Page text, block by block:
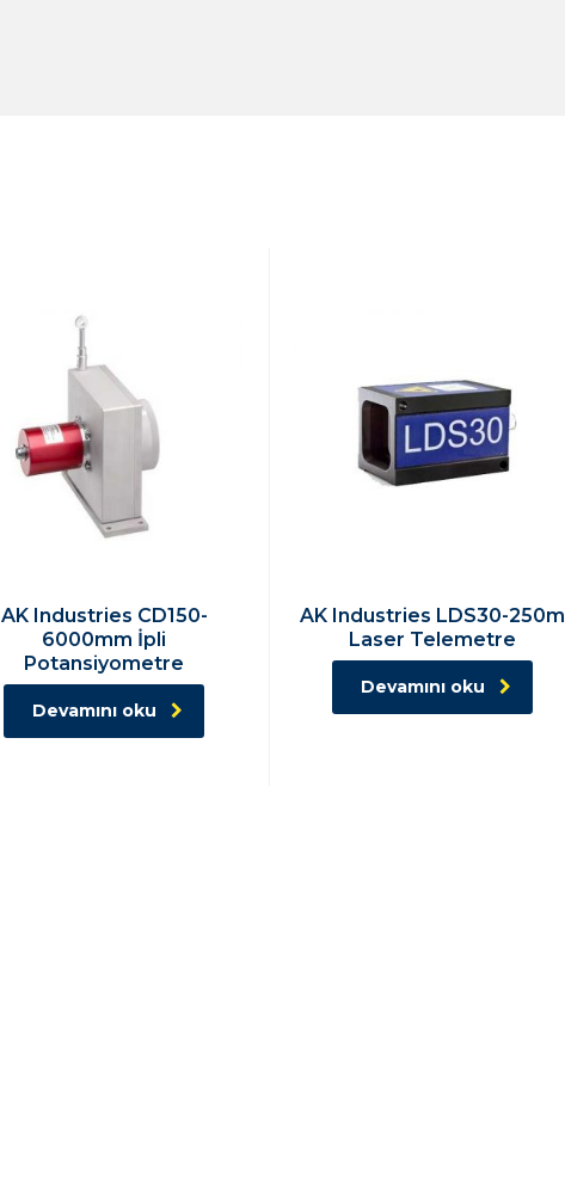
AK Industries CD150-
6000mm İpli
Potansiyometre
Devamını oku
AK Industries LDS30-250m
Laser Telemetre
Devamını oku